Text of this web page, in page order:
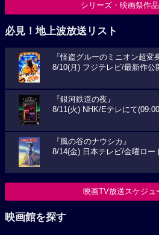
シリーズ・映画祭作
必見！地上波放送リスト
『怪盗グルーのミニオン超変
8/10(月) フジテレビ/最新作公
『銀河鉄道の夜』
8/11(火) NHK/Eテレにて
『風の谷のナウシカ』
8/14(金) 日本テレビ/金曜ロー
映画TV放送スケジュ
映画館を探す